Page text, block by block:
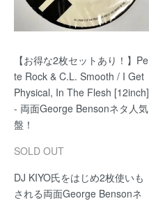
【お得な2枚セットあり！】Pe
te Rock & C.L. Smooth / I Get
Physical, In The Flesh [12inch]
- 両面George Bensonネタ人気
盤！
SOLD OUT
DJ KIYO氏をはじめ2枚使いも
される両面George Bensonネ